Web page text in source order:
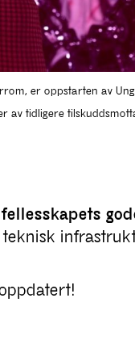
er oppstarten av
av tidligere